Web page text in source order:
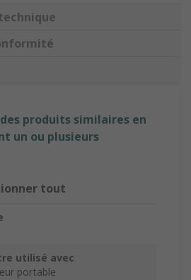
produits similaires en
un ou plusieurs
tout
utilisé avec
portable